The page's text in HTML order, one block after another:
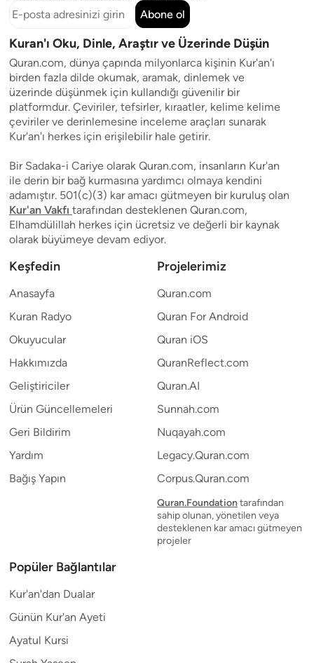
Abone ol
Kuran'ı Oku, Dinle, Araştır ve Üzerinde Düşün
Quran.com, dünya çapında milyonlarca kişinin Kur'an'ı
birden fazla dilde okumak, aramak, dinlemek ve
üzerinde düşünmek için kullandığı güvenilir bir
platformdur. Çeviriler, tefsirler, kıraatler, kelime kelime
çeviriler ve derinlemesine inceleme araçları sunarak
Kur'an'ı herkes için erişilebilir hale getirir.
Bir Sadaka-i Cariye olarak Quran.com, insanların Kur'an
ile derin bir bağ kurmasına yardımcı olmaya kendini
adamıştır. 501(c)(3) kar amacı gütmeyen bir kuruluş olan
Kur'an Vakfı tarafından desteklenen Quran.com,
Elhamdülillah herkes için ücretsiz ve değerli bir kaynak
olarak büyümeye devam ediyor.
Keşfedin
Anasayfa
Kuran Radyo
Okuyucular
Hakkımızda
Geliştiriciler
Ürün Güncellemeleri
Geri Bildirim
Yardım
Bağış Yapın
Projelerimiz
Quran.com
Quran For Android
Quran iOS
QuranReflect.com
Quran.AI
Sunnah.com
Nuqayah.com
Legacy.Quran.com
Corpus.Quran.com
Quran.Foundationtarafından
sahip olunan, yönetilen veya
desteklenen kar amacı gütmeyen
projeler
Popüler Bağlantılar
Kur'an'dan Dualar
Günün Kur'an Ayeti
Ayatul Kursi